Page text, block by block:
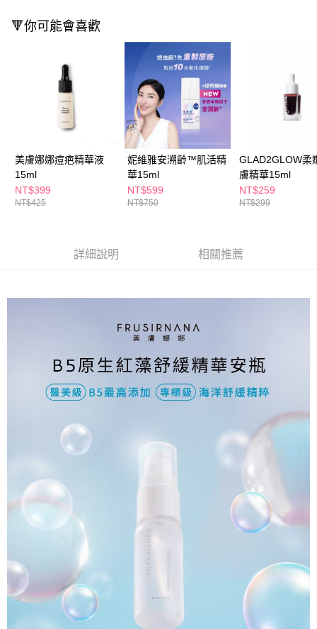
【「AFTEE先享後付」結帳流程】
１．於結帳方式選擇「AFTEE先享後付」後，將跳轉至「AFTEE先享後付」
結帳頁面，進行簡訊認證並確認金額後，即可完成結帳。
２．訂單成立數日內，您將收到繳費通知簡訊。
３．收到繳費通知簡訊後14天內，點擊此簡訊中的連結，可透過四大超商／
ATM／網路銀行／等多元方式進行付款，方視為交易完成。
※ 請注意：結帳手續完成當下不需立刻繳費，但若您需要取消訂單，請聯絡
購買商品的店家。未經商家同意取消之訂單仍視為有效，需透過AFTEE先享
後付繳納相關費用。
※ 交易是否成功請以「AFTEE先享後付 」之結帳頁面顯示為準，若有關於
是否繳費成功／繳費後需取消欲退款等相關疑問，請聯繫「AFTEE先享後付
客戶支援中心」https://netprotections.freshdesk.com/support/home
【注意事項】
１．透過由恩沛科技股份有限公司提供之「AFTEE先享後付」服務完成之交
https://aftee.tw/terms/#terms3
３．未成年的使用者請事先徵得法定代理人或監護人之同意方可使用
４．使用「AFTEE先享後付」時，將依據個別帳號之用戶狀況，依本公司即
５．嚴禁一人註冊多個帳號或使用他人資訊註冊。若發現惡意使用之情形，
每筆NT$65，滿NT$390(含以上)免運費
每筆NT$65，滿NT$390(含以上)免運費
萊爾富取貨付款
每筆NT$65，滿NT$490(含以上)免運費
付款後萊爾富取貨
每筆NT$65，滿NT$490(含以上)免運費
7-11取貨付款
每筆NT$65，滿NT$490(含以上)免運費
每筆NT$80，滿NT$290(含以上)免運費
🔻你可能會喜歡
美膚娜娜痘疤精華液
15ml
NT$399
NT$425
妮維雅安溯齡™肌活精
華15ml
NT$599
NT$750
GLAD2GLOW柔
膚精華15ml
NT$259
NT$299
詳細說明 相關推薦